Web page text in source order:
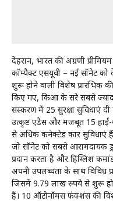
देहरादून, भारत की अग्रणी
कॉम्पैक्ट एसयूवी – नई सॉनेट
शुरू होने वाली विशेष प्रारंभिक
किए गए, किआ के दूसरे सबसे
संस्करण में 25 सुरक्षा सुविधाएं
उत्कृष्ट एडैस और मजबूत 15 हाई-
से अधिक कनेक्टेड कार सुविधाएं
जो सॉनेट को सबसे आरामदायक
प्रदान करता है और हिंग्लिश
अपनी उपलब्धता के साथ विविध
जिसमें 9.79 लाख रुपये से शुरू
हैं। 10 ऑटोनॉमस फंक्शंस की